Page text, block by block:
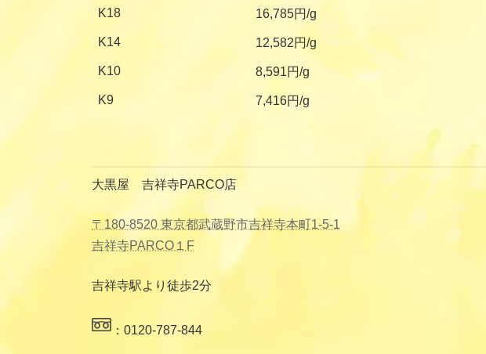
K18 16,785円/g
K14 12,582円/g
K10 8,591円/g
K9 7,416円/g
大黒屋 吉祥寺PARCO店
〒180-8520 東京都武蔵野市吉祥寺本町1-5-1
吉祥寺PARCO１F
吉祥寺駅より徒歩2分
：0120-787-844